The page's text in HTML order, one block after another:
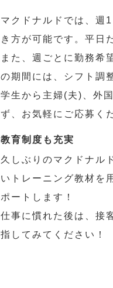
マクドナルドでは、週
き方が可能です。平日
また、週ごとに勤務希
の期間には、シフト調
学生から主婦(夫)、外
ず、お気軽にご応募く
教育制度も充実
久しぶりのマクドナル
いトレーニング教材を
ポートします！
仕事に慣れた後は、接
指してみてください！